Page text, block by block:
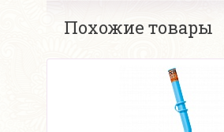
Похожие товары